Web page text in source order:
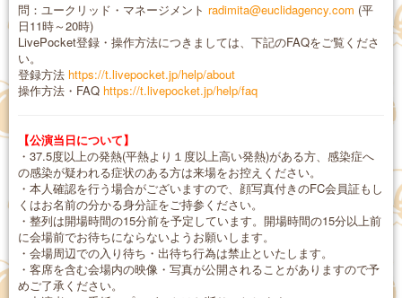
問：ユークリッド・マネージメント radimita@euclidagency.com (平
日11時～20時)
LivePocket登録・操作方法につきましては、下記のFAQをご覧くださ
い。
登録方法 https://t.livepocket.jp/help/about
操作方法・FAQ https://t.livepocket.jp/help/faq
【公演当日について】
・37.5度以上の発熱(平熱より１度以上高い発熱)がある方、感染症へ
の感染が疑われる症状のある方は来場をお控えください。
・本人確認を行う場合がございますので、顔写真付きのFC会員証もし
くはお名前の分かる身分証をご持参ください。
・整列は開場時間の15分前を予定しています。開場時間の15分以上前
に会場前でお待ちにならないようお願いします。
・会場周辺での入り待ち・出待ち行為は禁止といたします。
・客席を含む会場内の映像・写真が公開されることがありますので予
めご了承ください。